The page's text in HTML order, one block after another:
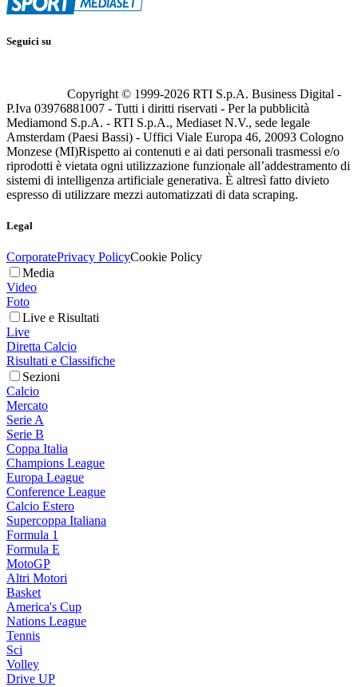
Seguici su
Copyright © 1999-2026 RTI S.p.A. Business Digital -
P.Iva 03976881007 - Tutti i diritti riservati - Per la pubblicità
Mediamond S.p.A. - RTI S.p.A., Mediaset N.V., sede legale
Amsterdam (Paesi Bassi) - Uffici Viale Europa 46, 20093 Cologno
Monzese (MI)Rispetto ai contenuti e ai dati personali trasmessi e/o
riprodotti è vietata ogni utilizzazione funzionale all’addestramento di
sistemi di intelligenza artificiale generativa. È altresì fatto divieto
espresso di utilizzare mezzi automatizzati di data scraping.
Legal
CorporatePrivacy PolicyCookie Policy
Media
Video
Foto
Live e Risultati
Live
Diretta Calcio
Risultati e Classifiche
Sezioni
Calcio
Mercato
Serie A
Serie B
Coppa Italia
Champions League
Europa League
Conference League
Calcio Estero
Supercoppa Italiana
Formula 1
Formula E
MotoGP
Altri Motori
Basket
America's Cup
Nations League
Tennis
Sci
Volley
Drive UP